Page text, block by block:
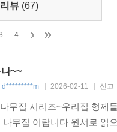
뷰 (67)
4
~~
d*********m 2026-02-11 신고
무집 시리즈~우리집 형제
나무집 이랍니다 원서로 읽